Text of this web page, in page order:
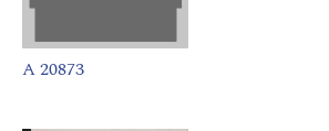
A 20873